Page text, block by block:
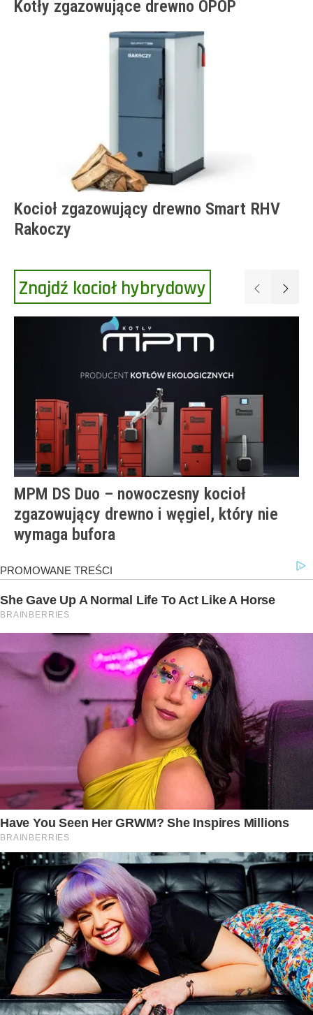
Kotły zgazowujące drewno OPOP
Kocioł zgazowujący drewno Smart RHV
Rakoczy
Znajdź kocioł hybrydowy Poprzednie
MPM DS Duo – nowoczesny kocioł
zgazowujący drewno i węgiel, który nie
wymaga bufora